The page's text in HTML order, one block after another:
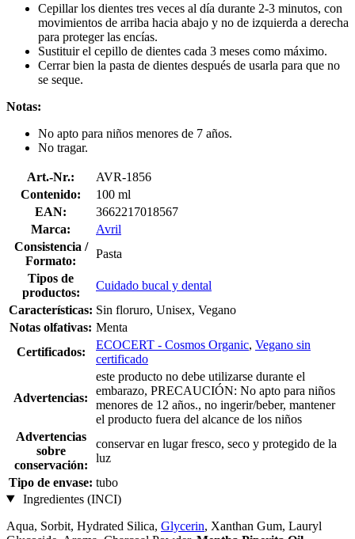
Cepillar los dientes tres veces al día durante 2-3 minutos, con
movimientos de arriba hacia abajo y no de izquierda a derecha
para proteger las encías.
Sustituir el cepillo de dientes cada 3 meses como máximo.
Cerrar bien la pasta de dientes después de usarla para que no
se seque.
Notas:
No apto para niños menores de 7 años.
No tragar.
Art.-Nr.:
AVR-1856
Contenido:
100 ml
EAN:
3662217018567
Marca:
Avril
Consistencia /
Formato:
Pasta
Tipos de
productos:
Cuidado bucal y dental
Características: Sin floruro, Unisex, Vegano
Notas olfativas: Menta
Certificados:
ECOCERT - Cosmos Organic, Vegano sin
certificado
Advertencias:
este producto no debe utilizarse durante el
embarazo, PRECAUCIÓN: No apto para niños
menores de 12 años., no ingerir/beber, mantener
el producto fuera del alcance de los niños
Advertencias
sobre
conservación:
conservar en lugar fresco, seco y protegido de la
luz
Tipo de envase: tubo
Ingredientes (INCI)
Aqua, Sorbit, Hydrated Silica, Glycerin, Xanthan Gum, Lauryl